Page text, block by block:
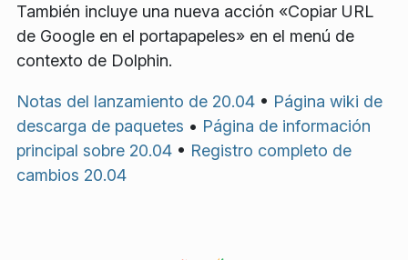
También incluye una nueva acción «Copiar URL
de Google en el portapapeles» en el menú de
contexto de Dolphin.
Notas del lanzamiento de 20.04 • Página wiki de
descarga de paquetes • Página de información
principal sobre 20.04 • Registro completo de
cambios 20.04